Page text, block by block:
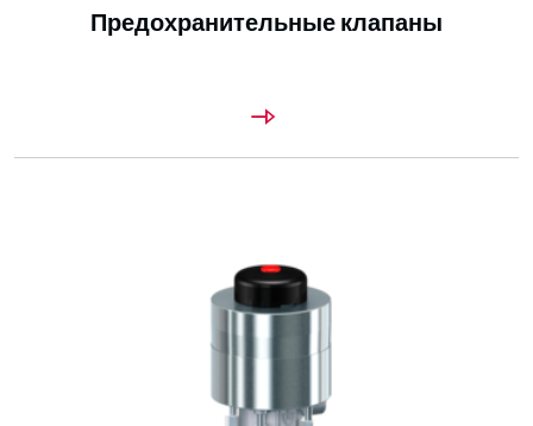
Предохранительные клапаны